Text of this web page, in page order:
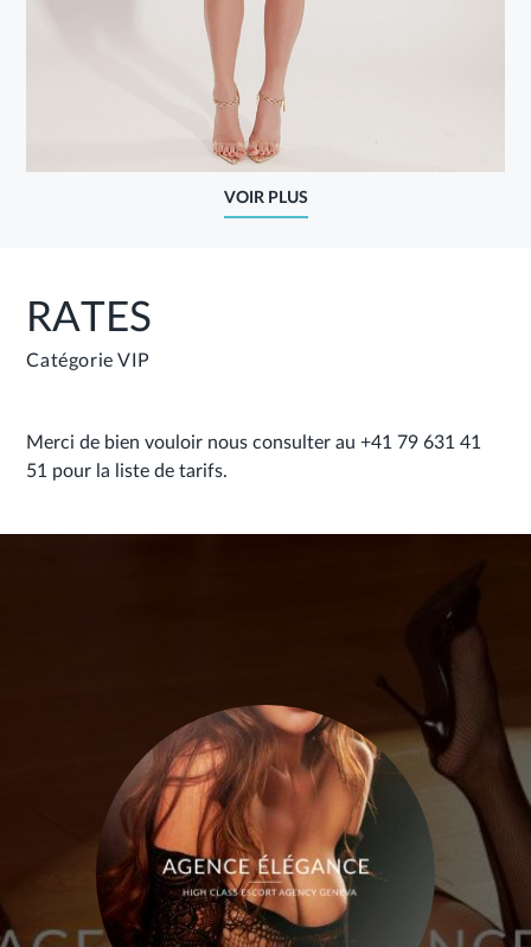
VOIR PLUS
RATES
Catégorie VIP
Merci de bien vouloir nous consulter au +41 79 631 41
51 pour la liste de tarifs.